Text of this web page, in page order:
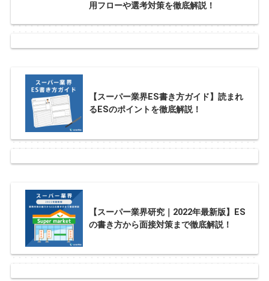
用フローや選考対策を徹底解説！
【スーパー業界ES書き方ガイド】読まれ
るESのポイントを徹底解説！
【スーパー業界研究｜2022年最新版】ES
の書き方から面接対策まで徹底解説！